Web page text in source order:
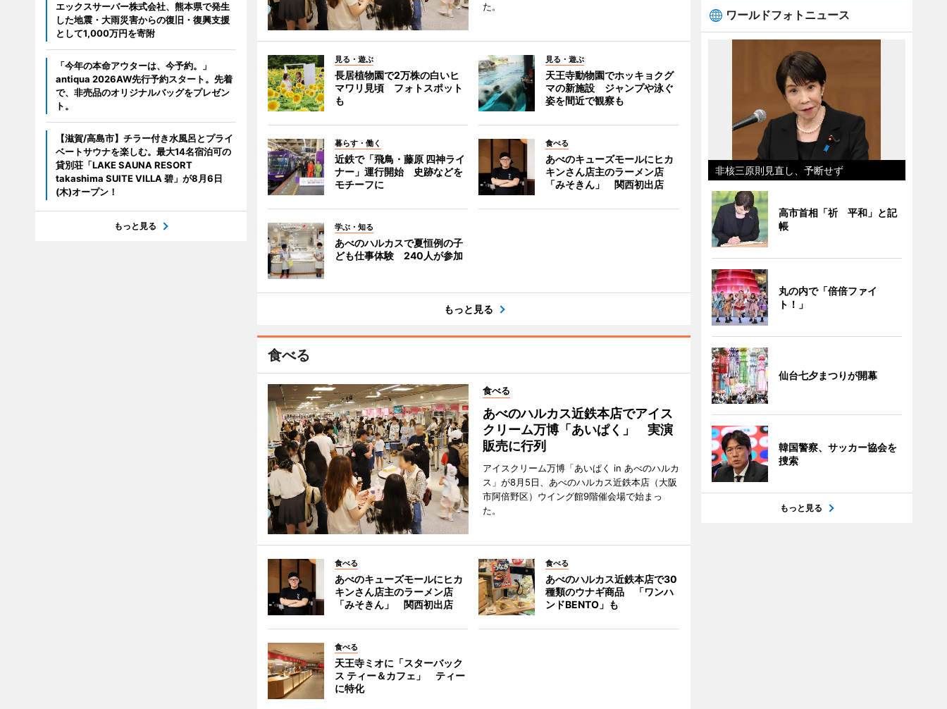
た。
見る・遊ぶ
長居植物園で2万株の白いヒ
マワリ見頃 フォトスポット
も
見る・遊ぶ
天王寺動物園でホッキョクグ
マの新施設 ジャンプや泳ぐ
姿を間近で観察も
暮らす・働く
近鉄で「飛鳥・藤原 四神ライ
ナー」運行開始 史跡などを
モチーフに
食べる
あべのキューズモールにヒカ
キンさん店主のラーメン店
「みそきん」 関西初出店
学ぶ・知る
あべのハルカスで夏恒例の子
ども仕事体験 240人が参加
もっと見る
食べる
食べる
あべのハルカス近鉄本店でアイス
クリーム万博「あいぱく」 実演
販売に行列
アイスクリーム万博「あいぱく in あべのハルカ
ス」が8月5日、あべのハルカス近鉄本店（大阪
市阿倍野区）ウイング館9階催会場で始まっ
た。
食べる
あべのキューズモールにヒカ
キンさん店主のラーメン店
「みそきん」 関西初出店
食べる
あべのハルカス近鉄本店で30
種類のウナギ商品 「ワンハ
ンドBENTO」も
食べる
天王寺ミオに「スターバック
ス ティー＆カフェ」 ティー
に特化
エックスサーバー株式会社、熊本県で発生
した地震・大雨災害からの復旧・復興支援
として1,000万円を寄附
「今年の本命アウターは、今予約。」
antiqua 2026AW先行予約スタート。先着
で、非売品のオリジナルバッグをプレゼン
ト。
【滋賀/高島市】チラー付き水風呂とプライ
ベートサウナを楽しむ。最大14名宿泊可の
貸別荘「LAKE SAUNA RESORT
takashima SUITE VILLA 碧」が8月6日
(木)オープン！
もっと見る
ワールドフォトニュース
非核三原則見直し、予断せず
高市首相「祈 平和」と記
帳
丸の内で「倍倍ファイ
ト！」
仙台七夕まつりが開幕
韓国警察、サッカー協会を
捜索
もっと見る